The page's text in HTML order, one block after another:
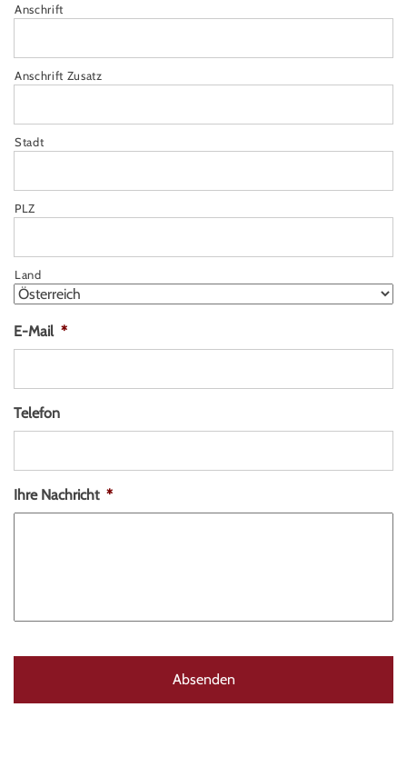
Anschrift
Anschrift Zusatz
Stadt
PLZ
Land
E-Mail *
Telefon
Ihre Nachricht *